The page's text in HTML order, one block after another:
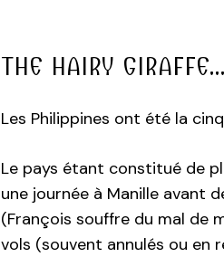
THE HAIRY
Les Philippines ont été la
Le pays étant constitué de
une journée à Manille avant
(François souffre du mal de
vols (souvent annulés ou en